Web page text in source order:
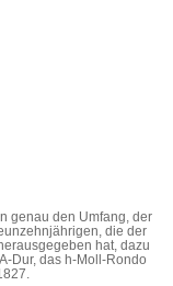
genau den Umfang, der
die der
hat, dazu
Dur, das h-Moll-Rondo